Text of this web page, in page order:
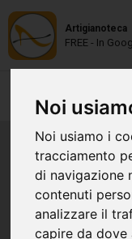
Noi
Noi usiamo i
tracciamento
di navigazione
contenuti
analizzare il
capire da
Artigianoteca
FREE - In